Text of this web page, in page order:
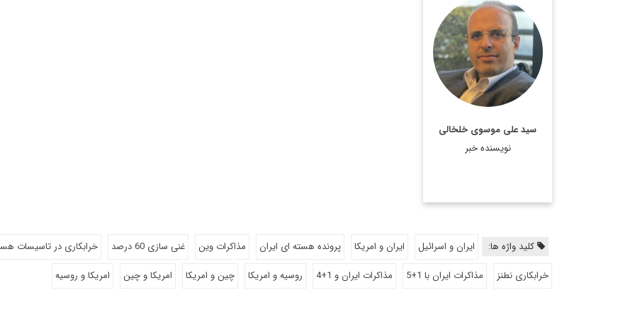
سید علی موسوی خلخالی
نویسنده خبر
روزنامه نگار، نویسنده،
مترجم و سردبیر دیپلماسی
ایرانی.
اطلاعات بیشتر
کلید واژه ها: ایران و اسرائیل ایران و امریکا پرونده هسته ای ایران مذاکرات وین غنی سازی 60 درصد
خرابکاری در تاسیسات
خرابکاری نطنز
مذاکرات ایران با 1+5 مذاکرات ایران و 1+4 روسیه و امریکا چین و امریکا امریکا و چین امریکا و روسیه